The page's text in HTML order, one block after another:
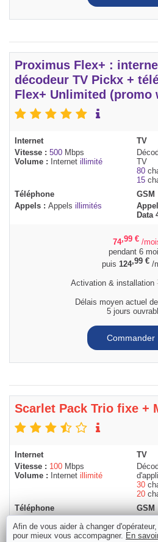
Proximus Flex+ :
décodeur TV Pickx +
Flex+ Unlimited (promo
Internet
Vitesse : 500 Mbps
Volume :
Internet illimité
TV
TV
80
15
Téléphone
Appels : Appels illimités
GSM
Data
74,99 € /
pendant 6
puis 124,99 € /
Activation & installation
Délais moyen actuel
5 jours
Commander
Scarlet Pack Trio fixe +
Internet
Vitesse : 100 Mbps
Volume :
Internet illimité
TV
30
20
Téléphone
GSM
Data
Afin de vous aider à changer
pour mieux vous accompagner. En